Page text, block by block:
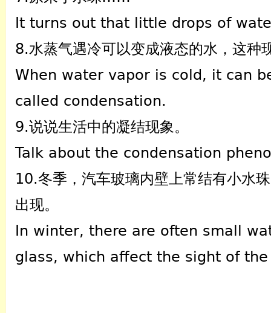
It turns out that little drops of
8.水蒸气遇冷可以变成液态的水，这种
When water vapor is cold, it can
called condensation.
9.说说生活中的凝结现象。
Talk about the condensation
10.冬季，汽车玻璃内壁上常结有小水
出现。
In winter, there are often small
glass, which affect the sight of